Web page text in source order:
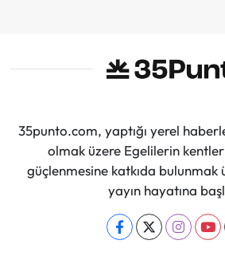
35punto.com, yaptığı yerel
olmak üzere Egelilerin
güçlenmesine katkıda bulunmak
yayın hayatına